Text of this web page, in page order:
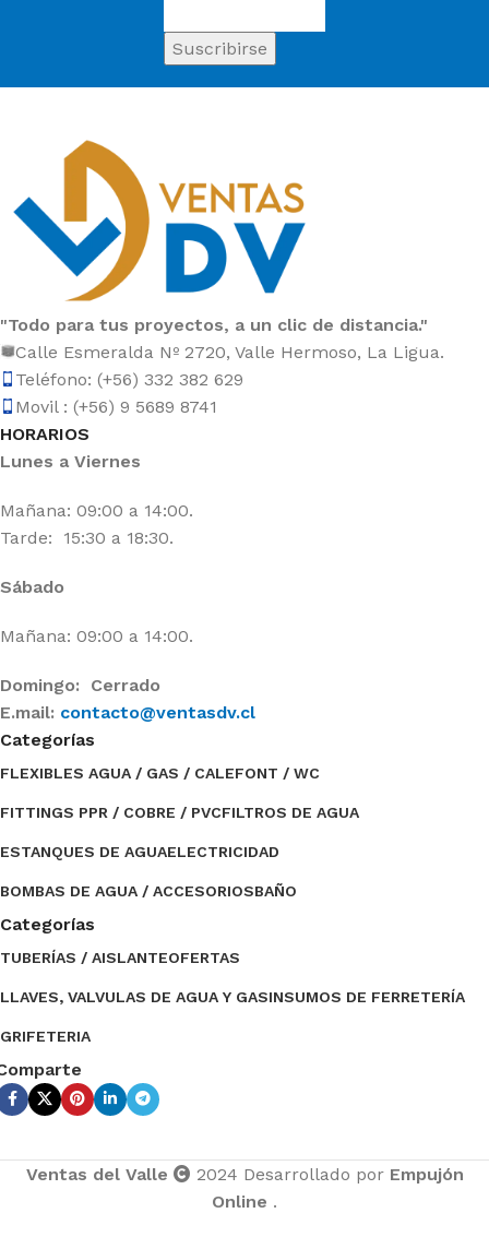
"Todo para tus proyectos, a un clic de distancia."
Calle Esmeralda Nº 2720, Valle Hermoso, La Ligua.
Teléfono: (+56) 332 382 629
Movil : (+56) 9 5689 8741
HORARIOS
Lunes a Viernes
Mañana: 09:00 a 14:00.
Tarde: 15:30 a 18:30.
Sábado
Mañana: 09:00 a 14:00.
Domingo: Cerrado
E.mail: contacto@ventasdv.cl
Categorías
FLEXIBLES AGUA / GAS / CALEFONT / WC
FITTINGS PPR / COBRE / PVCFILTROS DE AGUA
ESTANQUES DE AGUAELECTRICIDAD
BOMBAS DE AGUA / ACCESORIOSBAÑO
Categorías
TUBERÍAS / AISLANTEOFERTAS
LLAVES, VALVULAS DE AGUA Y GASINSUMOS DE FERRETERÍA
GRIFETERIA
Ventas del Valle 2024 Desarrollado por Empujón
Online .